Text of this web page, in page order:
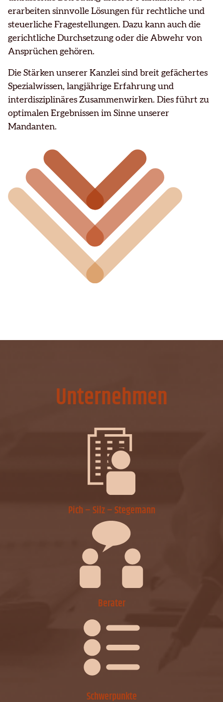
erarbeiten sinnvolle Lösungen für rechtliche und
steuerliche Fragestellungen. Dazu kann auch die
gerichtliche Durchsetzung oder die Abwehr von
Ansprüchen gehören.
Die Stärken unserer Kanzlei sind breit gefächertes
Spezialwissen, langjährige Erfahrung und
interdisziplinäres Zusammenwirken. Dies führt zu
optimalen Ergebnissen im Sinne unserer
Mandanten.
Unternehmen
Pich – Silz – Stegemann
Berater
Schwerpunkte